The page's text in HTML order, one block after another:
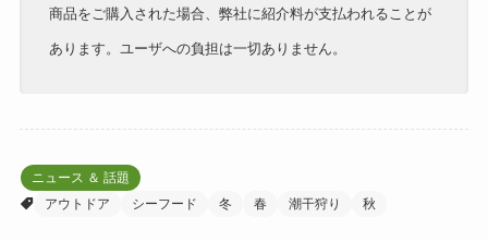
商品をご購入された場合、弊社に紹介料が支払われることが
あります。ユーザへの負担は一切ありません。
ニュース ＆ 話題
アウトドア
シーフード 冬 春 潮干狩り 秋